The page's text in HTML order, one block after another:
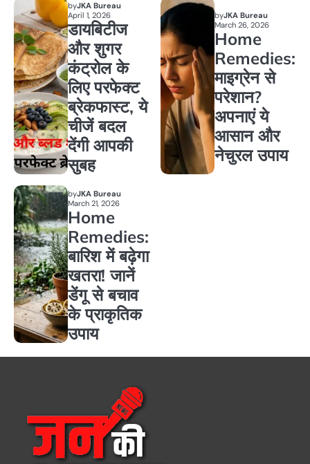
byJKA Bureau
April 1, 2026
डायबिटीज
और शुगर
कंट्रोल के
लिए परफेक्ट
ब्रेकफास्ट, ये
चीजें बदल
देंगी आपकी
सुबह
byJKA Bureau
March 26, 2026
Home
Remedies:
माइग्रेन से
परेशान?
अपनाएं ये
आसान और
नेचुरल उपाय
byJKA Bureau
March 21, 2026
Home
Remedies:
बारिश में बढ़ेगा
खतरा! जानें
डेंगू से बचाव
के प्राकृतिक
उपाय